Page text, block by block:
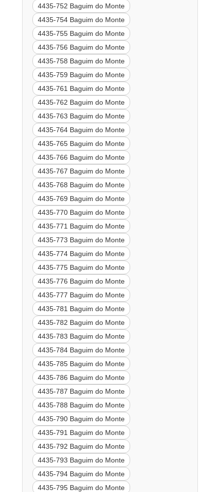
4435-752 Baguim do Monte
4435-754 Baguim do Monte
4435-755 Baguim do Monte
4435-756 Baguim do Monte
4435-758 Baguim do Monte
4435-759 Baguim do Monte
4435-761 Baguim do Monte
4435-762 Baguim do Monte
4435-763 Baguim do Monte
4435-764 Baguim do Monte
4435-765 Baguim do Monte
4435-766 Baguim do Monte
4435-767 Baguim do Monte
4435-768 Baguim do Monte
4435-769 Baguim do Monte
4435-770 Baguim do Monte
4435-771 Baguim do Monte
4435-773 Baguim do Monte
4435-774 Baguim do Monte
4435-775 Baguim do Monte
4435-776 Baguim do Monte
4435-777 Baguim do Monte
4435-781 Baguim do Monte
4435-782 Baguim do Monte
4435-783 Baguim do Monte
4435-784 Baguim do Monte
4435-785 Baguim do Monte
4435-786 Baguim do Monte
4435-787 Baguim do Monte
4435-788 Baguim do Monte
4435-790 Baguim do Monte
4435-791 Baguim do Monte
4435-792 Baguim do Monte
4435-793 Baguim do Monte
4435-794 Baguim do Monte
4435-795 Baguim do Monte